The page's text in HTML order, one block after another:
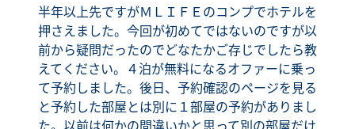
半年以上先ですがＭＬＩＦＥのコンプでホテルを
押さえました。今回が初めてではないのですが以
前から疑問だったのでどなたかご存じでしたら教
えてください。４泊が無料になるオファーに乗っ
て予約しました。後日、予約確認のページを見る
と予約した部屋とは別に１部屋の予約がありまし
た。以前は何かの間違いかと思って別の部屋だけ